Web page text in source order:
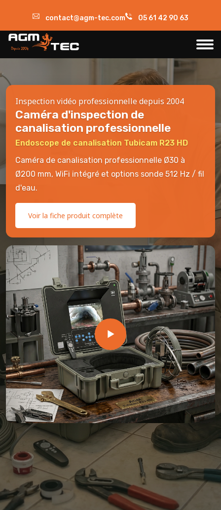
contact@agm-tec.com 05 61 42 90 63
Inspection vidéo professionnelle depuis 2004
Caméra d'inspection de
canalisation professionnelle
Endoscope de canalisation Tubicam R23 HD
Caméra de canalisation professionnelle Ø30 à
Ø200 mm, WiFi intégré et options sonde 512 Hz / fil
d'eau.
Voir la fiche produit complète